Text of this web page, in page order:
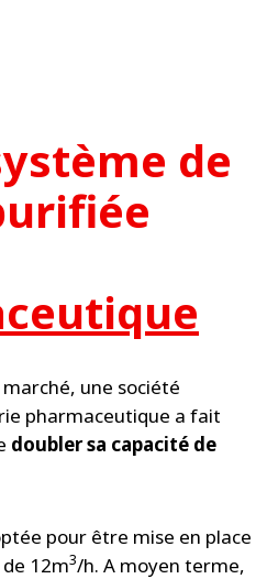
de
une société
pharmaceutique a fait
doubler sa capacité de
pour être mise en place
12m3/h. A moyen terme,